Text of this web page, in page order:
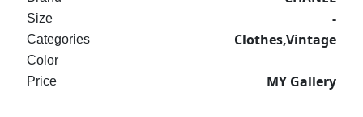
Size -
Categories Clothes,Vintage
Color
Price
MY Gallery